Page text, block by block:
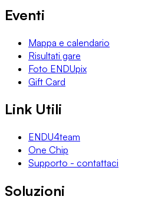
Eventi
Mappa e calendario
Risultati gare
Foto ENDUpix
Gift Card
Link Utili
ENDU4team
One Chip
Supporto - contattaci
Soluzioni